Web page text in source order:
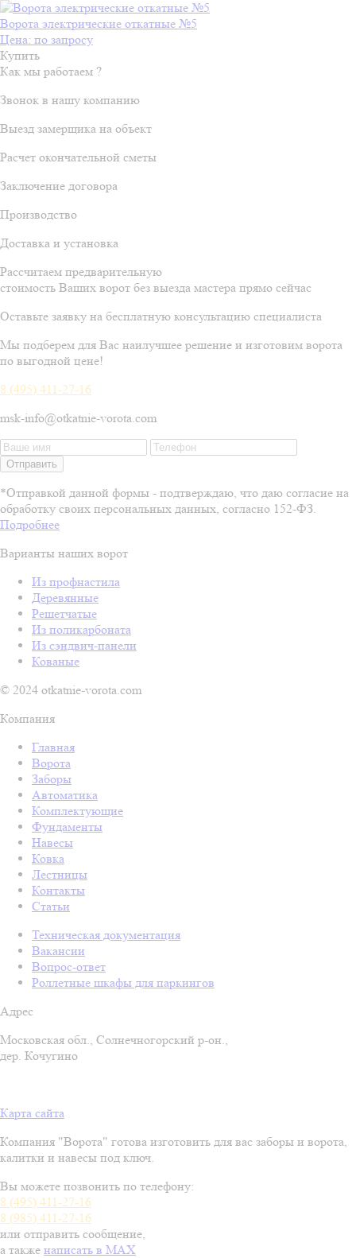
Ворота электрические откатные №5
Цена: по запросу
Купить
Как мы работаем ?
Звонок в нашу компанию
Выезд замерщика на объект
Расчет окончательной сметы
Заключение договора
Производство
Доставка и установка
Рассчитаем предварительную
стоимость Ваших ворот без выезда мастера прямо сейчас
Оставьте заявку на бесплатную консультацию специалиста
Мы подберем для Вас наилучшее решение и изготовим ворота
по выгодной цене!
8 (495) 411-27-16
msk-info@otkatnie-vorota.com
Отправить
*Отправкой данной формы - подтверждаю, что даю согласие на
обработку своих персональных данных, согласно 152-ФЗ.
Подробнее
Варианты наших ворот
Из профнастила
Деревянные
Решетчатые
Из поликарбоната
Из сэндвич-панели
Кованые
© 2024 otkatnie-vorota.com
Компания
Главная
Ворота
Заборы
Автоматика
Комплектующие
Фундаменты
Навесы
Ковка
Лестницы
Контакты
Статьи
Техническая документация
Вакансии
Вопрос-ответ
Роллетные шкафы для паркингов
Адрес
Московская обл., Солнечногорский р-он.,
дер. Кочугино
Карта сайта
Компания "Ворота" готова изготовить для вас заборы и ворота,
калитки и навесы под ключ.
Вы можете позвонить по телефону:
8 (495) 411-27-16
8 (985) 411-27-16
или отправить сообщение,
а также написать в MAX